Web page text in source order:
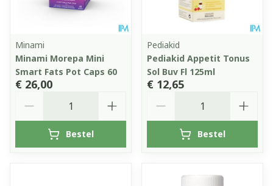
Minami
Minami Morepa Mini
Smart Fats Pot Caps 60
€ 26,00
Bestel
Pediakid
Pediakid Appetit Tonus
Sol Buv Fl 125ml
€ 12,65
Bestel